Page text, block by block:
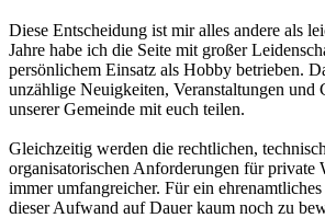
Diese Entscheidung ist mir alles andere als
Jahre habe ich die Seite mit großer
persönlichem Einsatz als Hobby betrieben.
unzählige Neuigkeiten, Veranstaltungen und
unserer Gemeinde mit euch teilen.
Gleichzeitig werden die rechtlichen,
organisatorischen Anforderungen für private
immer umfangreicher. Für ein
dieser Aufwand auf Dauer kaum noch zu